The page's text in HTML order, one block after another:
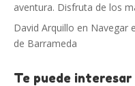
aventura. Disfruta de los
David Arquillo en Navegar
de Barrameda
Te puede interesar